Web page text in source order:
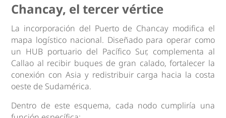
Chancay, el tercer vértice
La incorporación del Puerto de Chancay modifica el
mapa logístico nacional. Diseñado para operar como
un HUB portuario del Pacífico Sur, complementa al
Callao al recibir buques de gran calado, fortalecer la
conexión con Asia y redistribuir carga hacia la costa
oeste de Sudamérica.
Dentro de este esquema, cada nodo cumpliría una